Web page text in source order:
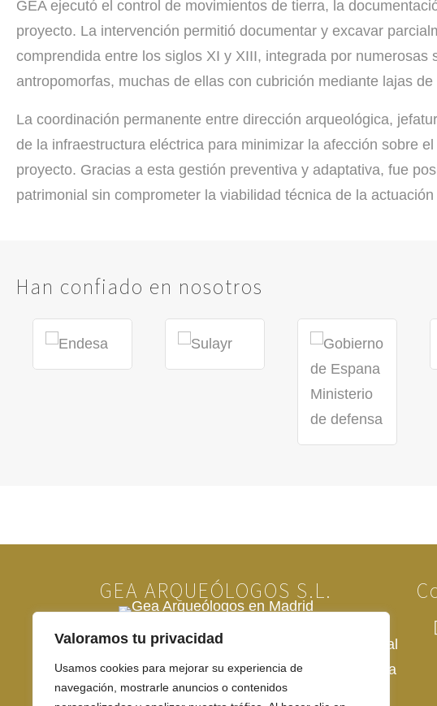
Valoramos tu privacidad
Usamos cookies para mejorar su experiencia de
navegación, mostrarle anuncios o contenidos
GEA ejecutó el control de movimientos de tierra, la
proyecto. La intervención permitió documentar y excavar
comprendida entre los siglos XI y XIII, integrada por
antropomorfas, muchas de ellas con cubrición mediante lajas
La coordinación permanente entre dirección arqueológica,
de la infraestructura eléctrica para minimizar la afección sobre
proyecto. Gracias a esta gestión preventiva y adaptativa, fue
patrimonial sin comprometer la viabilidad técnica de la
Han confiado en nosotros
GEA ARQUEÓLOGOS S.L.
Empresa de arqueología de ámbito nacional dedicada al
estudio del Patrimonio Histórico y Cultural de naturaleza
arqueológica, paleontológica, geológica y etnográfica.